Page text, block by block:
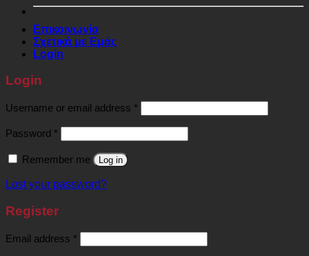
Επικοινωνία
Σχετικά με Εμάς
Login
Login
Username or email address *
Password *
Remember me Log in
Lost your password?
Register
Email address *